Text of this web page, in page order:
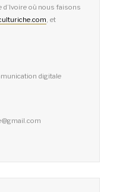
d’Ivoire où nous faisons
, et
digitale